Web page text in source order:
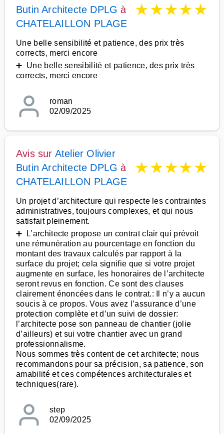
Butin Architecte DPLG à
CHATELAILLON PLAGE
★★★★★
Une belle sensibilité et patience, des prix très
corrects, merci encore
➕ Une belle sensibilité et patience, des prix très
corrects, merci encore
roman
02/09/2025
Avis sur Atelier Olivier
Butin Architecte DPLG à
CHATELAILLON PLAGE
★★★★★
Un projet d’architecture qui respecte les contraintes
administratives, toujours complexes, et qui nous
satisfait pleinement.
➕ L’architecte propose un contrat clair qui prévoit
une rémunération au pourcentage en fonction du
montant des travaux calculés par rapport à la
surface du projet; cela signifie que si votre projet
augmente en surface, les honoraires de l’architecte
seront revus en fonction. Ce sont des clauses
clairement énoncées dans le contrat.: Il n’y a aucun
soucis à ce propos. Vous avez l’assurance d’une
protection complète et d’un suivi de dossier:
l’architecte pose son panneau de chantier (jolie
d’ailleurs) et sui votre chantier avec un grand
professionnalisme.
Nous sommes très content de cet architecte; nous
recommandons pour sa précision, sa patience, son
amabilité et ces compétences architecturales et
techniques(rare).
step
02/09/2025